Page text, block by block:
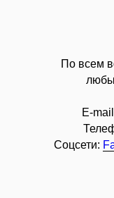
По всем
E-
Соцсети: